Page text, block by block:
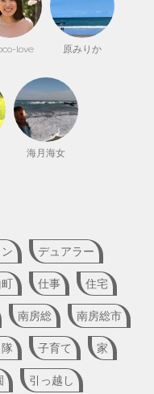
love 原みりか
海月海女
デュアラー
仕事 住宅
南房総 南房総市
子育て 家
引っ越し